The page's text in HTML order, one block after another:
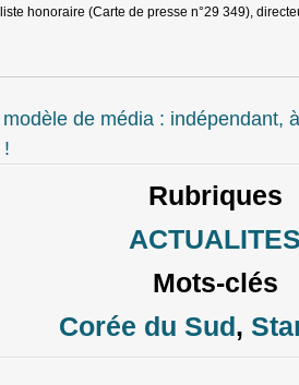
honoraire (Carte de presse n°29 349),
de média : indépendant,
Rubriques
Mots-clés
Corée du Sud,